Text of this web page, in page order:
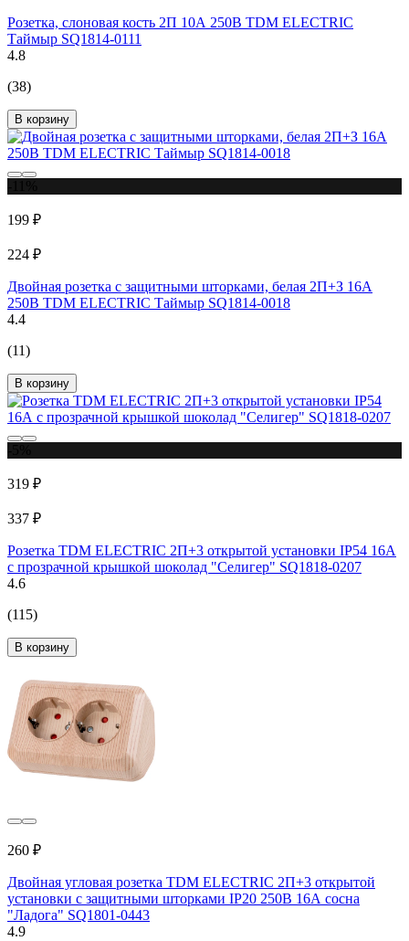
Розетка, слоновая кость 2П 10А 250В TDM ELECTRIC
Таймыр SQ1814-0111
4.8
(38)
В корзину
199 ₽
224 ₽
Двойная розетка с защитными шторками, белая 2П+З 16А
250В TDM ELECTRIC Таймыр SQ1814-0018
4.4
(11)
В корзину
319 ₽
337 ₽
Розетка TDM ELECTRIC 2П+3 открытой установки IP54 16А
с прозрачной крышкой шоколад "Селигер" SQ1818-0207
4.6
(115)
В корзину
260 ₽
Двойная угловая розетка TDM ELECTRIC 2П+3 открытой
установки с защитными шторками IP20 250В 16А сосна
"Ладога" SQ1801-0443
4.9